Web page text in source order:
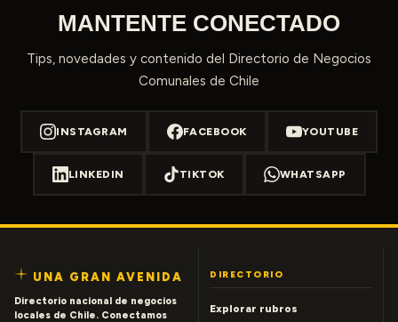
MANTENTE CONECTADO
Tips, novedades y contenido del Directorio de Negocios
Comunales de Chile
INSTAGRAM FACEBOOK YOUTUBE
LINKEDIN TIKTOK WHATSAPP
UNA GRAN AVENIDA
Directorio nacional de negocios
locales de Chile. Conectamos
DIRECTORIO
Explorar rubros